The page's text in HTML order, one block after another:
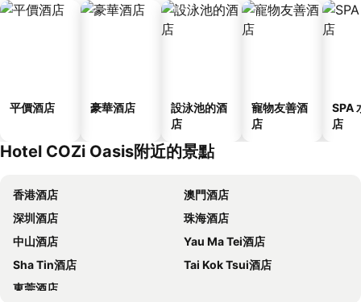
平價酒店 豪華酒店
設泳池的酒
店
寵物友善酒
店
SPA
店
Hotel COZi Oasis附近的景點
香港酒店
澳門酒店
深圳酒店
珠海酒店
中山酒店
Yau Ma Tei酒店
Sha Tin酒店
Tai Kok Tsui酒店
東莞酒店